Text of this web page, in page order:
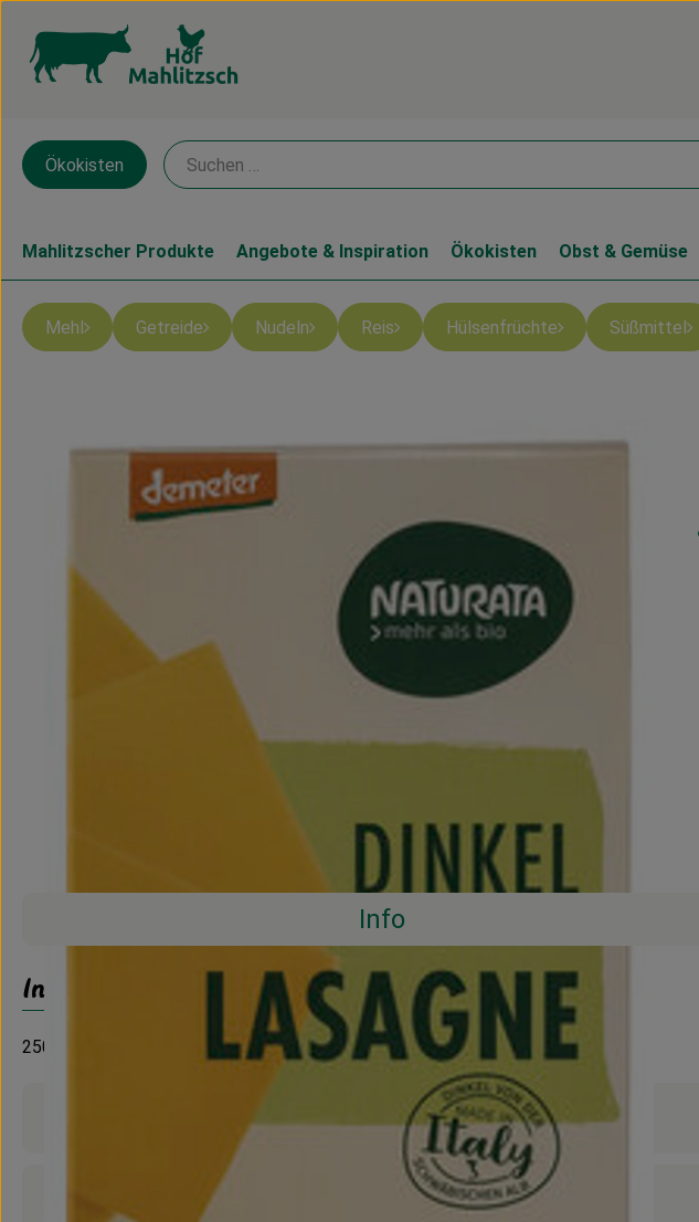
Ökokisten
Mahlitzscher Produkte Angebote & Inspiration Ökokisten Obst & Gemüse
Mehl Getreide Nudeln Reis Hülsenfrüchte Süßmittel
Info
Info
250 g
Produktinformationen